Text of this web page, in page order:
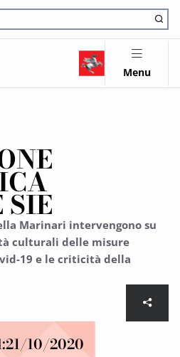
Menu
SIE
Marinari intervengono su
culturali delle misure
19 e le criticità della
21/10/2020